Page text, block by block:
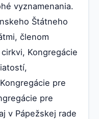
vyznamenania.
Štátneho
členom
Kongregácie
pre
pre
v Pápežskej rade